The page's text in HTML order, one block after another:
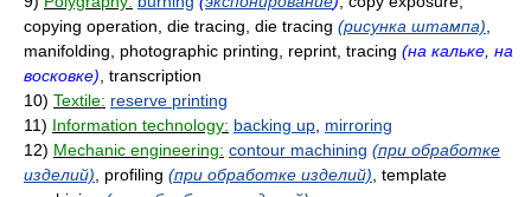
copying operation, die tracing, die tracing (рисунка штампа)
manifolding, photographic printing, reprint, tracing (на кальке, на
восковке) , transcription
10) Textile: reserve printing
11) Information technology: backing up mirroring
12) Mechanic engineering: contour machining (при обработке
изделий) , profiling (при обработке изделий) , template